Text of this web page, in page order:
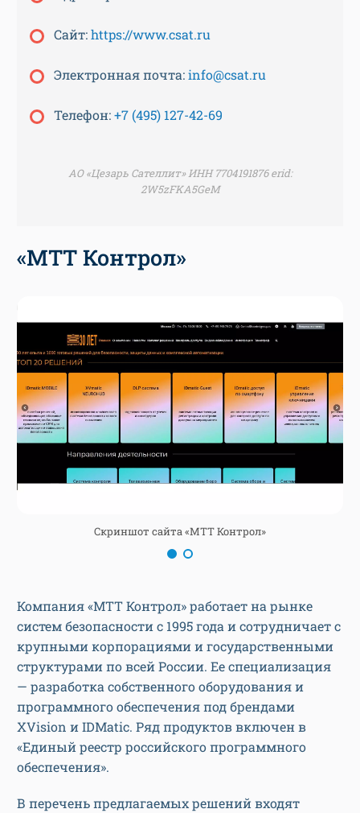
Сайт:https://www.csat.ru
Электронная почта:info@csat.ru
Телефон:+7 (495) 127-42-69
АО «Цезарь Сателлит» ИНН 7704191876 erid:
2W5zFKA5GeM
«МТТ Контрол»
Скриншот сайта «МТТ Контрол»
Компания «МТТ Контрол» работает на рынке
систем безопасности с 1995 года и сотрудничает с
крупными корпорациями и государственными
структурами по всей России. Ее специализация
— разработка собственного оборудования и
программного обеспечения под брендами
XVision и IDMatic. Ряд продуктов включен в
«Единый реестр российского программного
обеспечения».
В перечень предлагаемых решений входят